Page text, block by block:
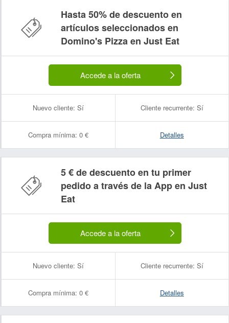
Hasta 50% de descuento en
artículos seleccionados en
Domino's Pizza en Just Eat
Accede a la oferta
Nuevo cliente: Sí Cliente recurrente: Sí
Compra mínima: 0 € Detalles
5 € de descuento en tu primer
pedido a través de la App en Just
Eat
Accede a la oferta
Nuevo cliente: Sí Cliente recurrente: Sí
Compra mínima: 0 € Detalles